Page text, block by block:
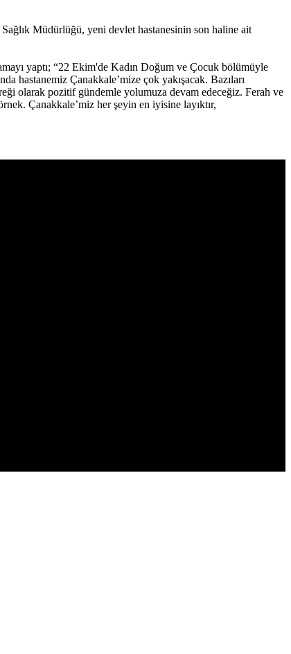
Müdürlüğü, yeni devlet hastanesinin son haline ait
yaptı; “22 Ekim'de Kadın Doğum ve Çocuk bölümüyle
hastanemiz Çanakkale’mize çok yakışacak. Bazıları
olarak pozitif gündemle yolumuza devam edeceğiz. Ferah ve
Çanakkale’miz her şeyin en iyisine layıktır,